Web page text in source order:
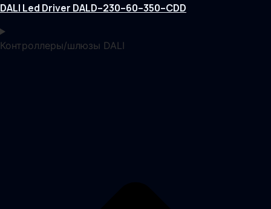
DALI Led Driver DALD–230–60–350–CDD
Контроллеры/шлюзы DALI